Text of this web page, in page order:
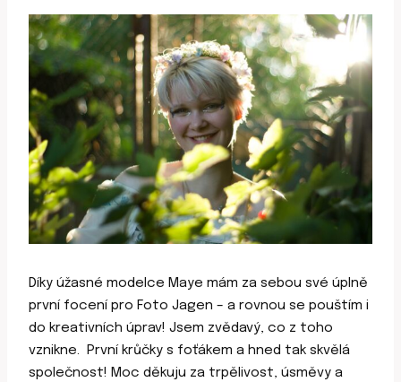
Díky úžasné modelce Maye mám za sebou své úplně
první focení pro Foto Jagen – a rovnou se pouštím i
do kreativních úprav! Jsem zvědavý, co z toho
vznikne. První krůčky s foťákem a hned tak skvělá
společnost! Moc děkuju za trpělivost, úsměvy a